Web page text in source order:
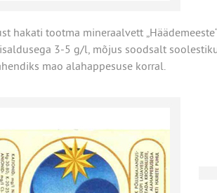
hakati tootma mineraalvett
3-5 g/l, mõjus soodsalt
mao alahappesuse korral.